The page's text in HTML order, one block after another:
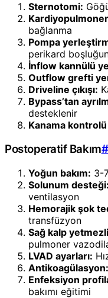
Sternotomi:
bağlanma
Pompa
perikard
İnflow kannülü
Outflow grefti
Driveline çıkışı:
Bypass’tan
desteklenir
Kanama
Postoperatif Bakım#
Yoğun bakım: 3-
Solunum desteği:
ventilasyon
Hemorajik şok
transfüzyon
Sağ kalp
pulmoner
LVAD ayarları:
Antikoagülasyon:
Enfeksiyon
bakımı eğitimi